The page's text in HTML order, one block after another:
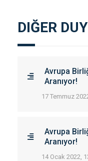
DIĞER
Avrupa
Aranıyor!
17 Temmuz
Avrupa
Aranıyor!
14 Ocak 2022,